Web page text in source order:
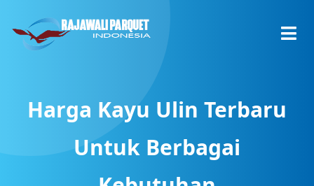
Harga Kayu Ulin Terbaru
Untuk Berbagai